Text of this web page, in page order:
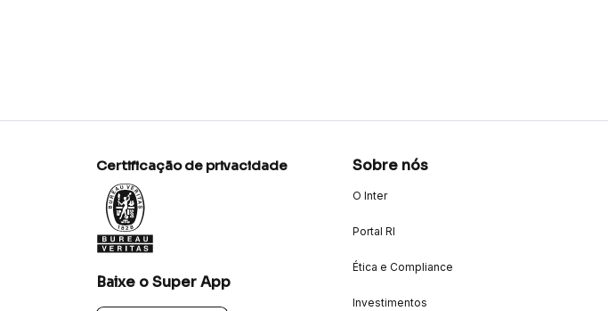
Certificação de privacidade
Baixe o Super App
Sobre nós
O Inter
Portal RI
Ética e Compliance
Investimentos